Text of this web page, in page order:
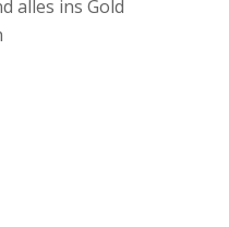
alles ins Gold